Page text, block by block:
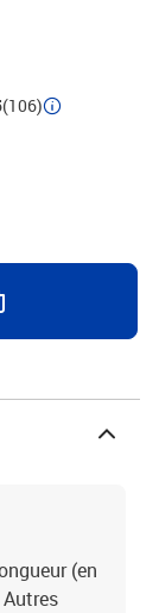
- aux
(106)
(en
Autres